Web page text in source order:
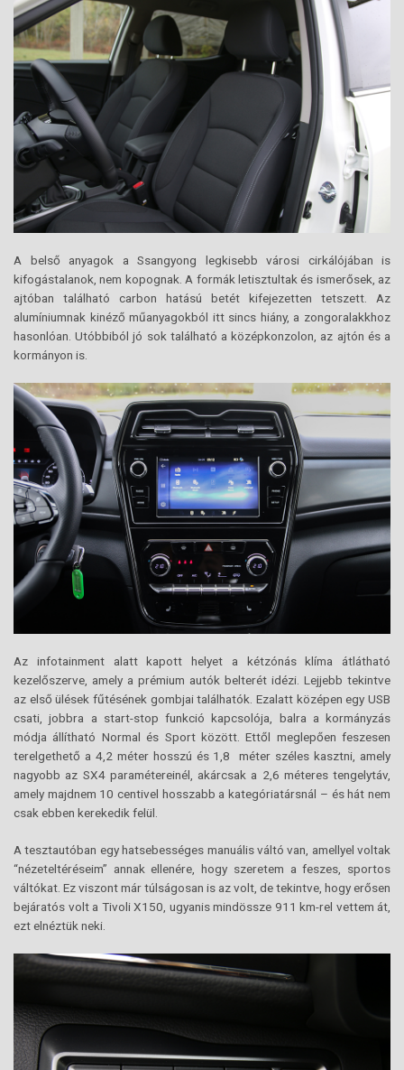
A belső anyagok a Ssangyong legkisebb városi cirkálójában is
kifogástalanok, nem kopognak. A formák letisztultak és ismerősek, az
ajtóban található carbon hatású betét kifejezetten tetszett. Az
alumíniumnak kinéző műanyagokból itt sincs hiány, a zongoralakkhoz
hasonlóan. Utóbbiból jó sok található a középkonzolon, az ajtón és a
kormányon is.
Az infotainment alatt kapott helyet a kétzónás klíma átlátható
kezelőszerve, amely a prémium autók belterét idézi. Lejjebb tekintve
az első ülések fűtésének gombjai találhatók. Ezalatt középen egy USB
csati, jobbra a start-stop funkció kapcsolója, balra a kormányzás
módja állítható Normal és Sport között. Ettől meglepően feszesen
terelgethető a 4,2 méter hosszú és 1,8 méter széles kasztni, amely
nagyobb az SX4 paramétereinél, akárcsak a 2,6 méteres tengelytáv,
amely majdnem 10 centivel hosszabb a kategóriatársnál – és hát nem
csak ebben kerekedik felül.
A tesztautóban egy hatsebességes manuális váltó van, amellyel voltak
“nézeteltéréseim” annak ellenére, hogy szeretem a feszes, sportos
váltókat. Ez viszont már túlságosan is az volt, de tekintve, hogy erősen
bejáratós volt a Tivoli X150, ugyanis mindössze 911 km-rel vettem át,
ezt elnéztük neki.